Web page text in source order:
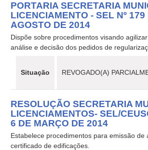
PORTARIA SECRETARIA
LICENCIAMENTO - SEL Nº 179
AGOSTO DE 2014
Dispõe sobre procedimentos visando
análise e decisão dos pedidos de
Situação REVOGADO(A)
RESOLUÇÃO SECRETARIA
LICENCIAMENTOS- SEL/
6 DE MARÇO DE 2014
Estabelece procedimentos para emissão de
certificado de edificações.